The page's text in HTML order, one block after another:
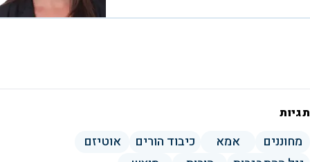
תגיות
מחוננים אמא כיבוד הורים
אוטיזם